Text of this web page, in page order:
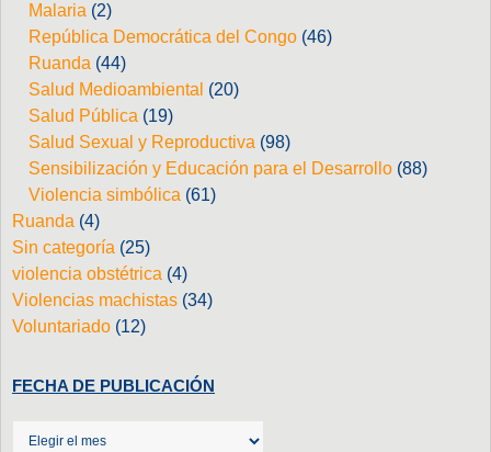
Malaria (2)
República Democrática del Congo (46)
Ruanda (44)
Salud Medioambiental (20)
Salud Pública (19)
Salud Sexual y Reproductiva (98)
Sensibilización y Educación para el Desarrollo (88)
Violencia simbólica (61)
Ruanda (4)
Sin categoría (25)
violencia obstétrica (4)
Violencias machistas (34)
Voluntariado (12)
FECHA DE PUBLICACIÓN